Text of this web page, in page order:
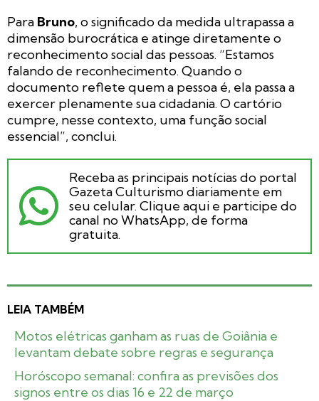
Para Bruno, o significado da medida ultrapassa a
dimensão burocrática e atinge diretamente o
reconhecimento social das pessoas. “Estamos
falando de reconhecimento. Quando o
documento reflete quem a pessoa é, ela passa a
exercer plenamente sua cidadania. O cartório
cumpre, nesse contexto, uma função social
essencial”, conclui.
Receba as principais notícias do portal
Gazeta Culturismo diariamente em
seu celular. Clique aqui e participe do
canal no WhatsApp, de forma
gratuita.
LEIA TAMBÉM
Motos elétricas ganham as ruas de Goiânia e
levantam debate sobre regras e segurança
Horóscopo semanal: confira as previsões dos
signos entre os dias 16 e 22 de março